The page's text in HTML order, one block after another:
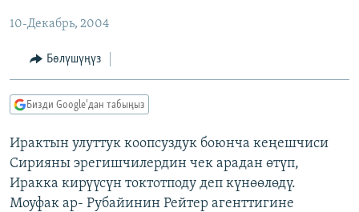
МАДАНИЯТ
ТВ ПРОГРАММАЛАР
БҮГҮН АЗАТТЫКТА
ДАНИСТЕ
АЗАТТЫК+
ПОДКАСТ
ОНЛАЙН ШЕРИНЕ
10-Декабрь, 2004
Бөлүшүңүз
Бизди Google'дан табыңыз
Ирактын улуттук коопсуздук боюнча кеңешчиси
Сирияны эрегишчилердин чек арадан өтүп,
Иракка кирүүсүн токтотподу деп күнөөлөдү.
Моуфак ар- Рубайинин Рейтер агенттигине